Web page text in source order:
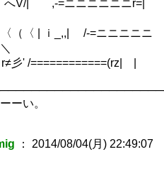
=ニニニニニニr=|
ｉ_,,| /-=ニニニニニ
|
ーい。
： 2014/08/04(月) 22:49:07